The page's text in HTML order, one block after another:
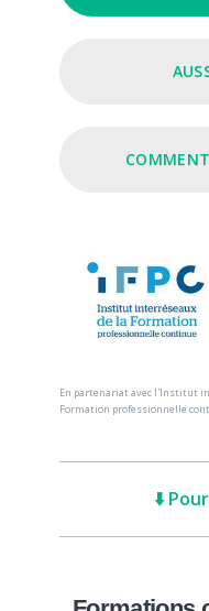
En partenariat avec l'Institut
Formation professionnelle
⬇️